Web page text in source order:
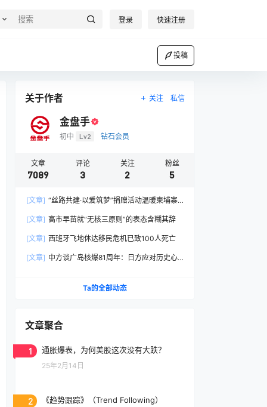
登录 快速注册
投稿
关于作者 关注 私信
金盘手
初中 Lv2 钻石会员
文章
7089
评论
3
关注
2
粉丝
5
[文章] “丝路共建·以爱筑梦”捐赠活动温暖柬埔寨
[文章] 高市早苗就“无核三原则”的表态含糊其辞
[文章] 西班牙飞地休达移民危机已致100人死亡
[文章] 中方谈广岛核爆81周年：日方应对历史心
Ta的全部动态
文章聚合
1 通胀爆表，为何美股这次没有大跌？
25年2月14日
2 《趋势跟踪》（Trend Following）